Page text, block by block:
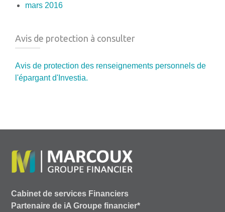
mars 2016
Avis de protection à consulter
Avis de protection des renseignements personnels de
l'épargant d'Investia.
Cabinet de services Financiers
Partenaire de iA Groupe financier*